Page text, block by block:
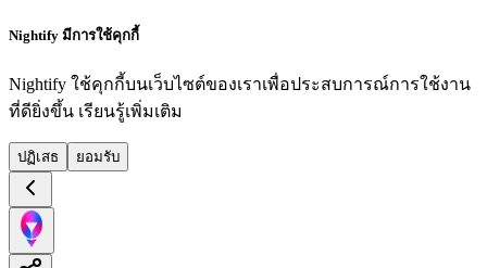
Nightify มีการใช้คุกกี้
Nightify ใช้คุกกี้บนเว็บไซต์ของเราเพื่อประสบการณ์การใช้งาน
ที่ดียิ่งขึ้น เรียนรู้เพิ่มเติม
ปฏิเสธ ยอมรับ